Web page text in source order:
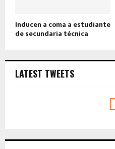
Inducen a coma a estudiante
de secundaria técnica
LATEST TWEETS